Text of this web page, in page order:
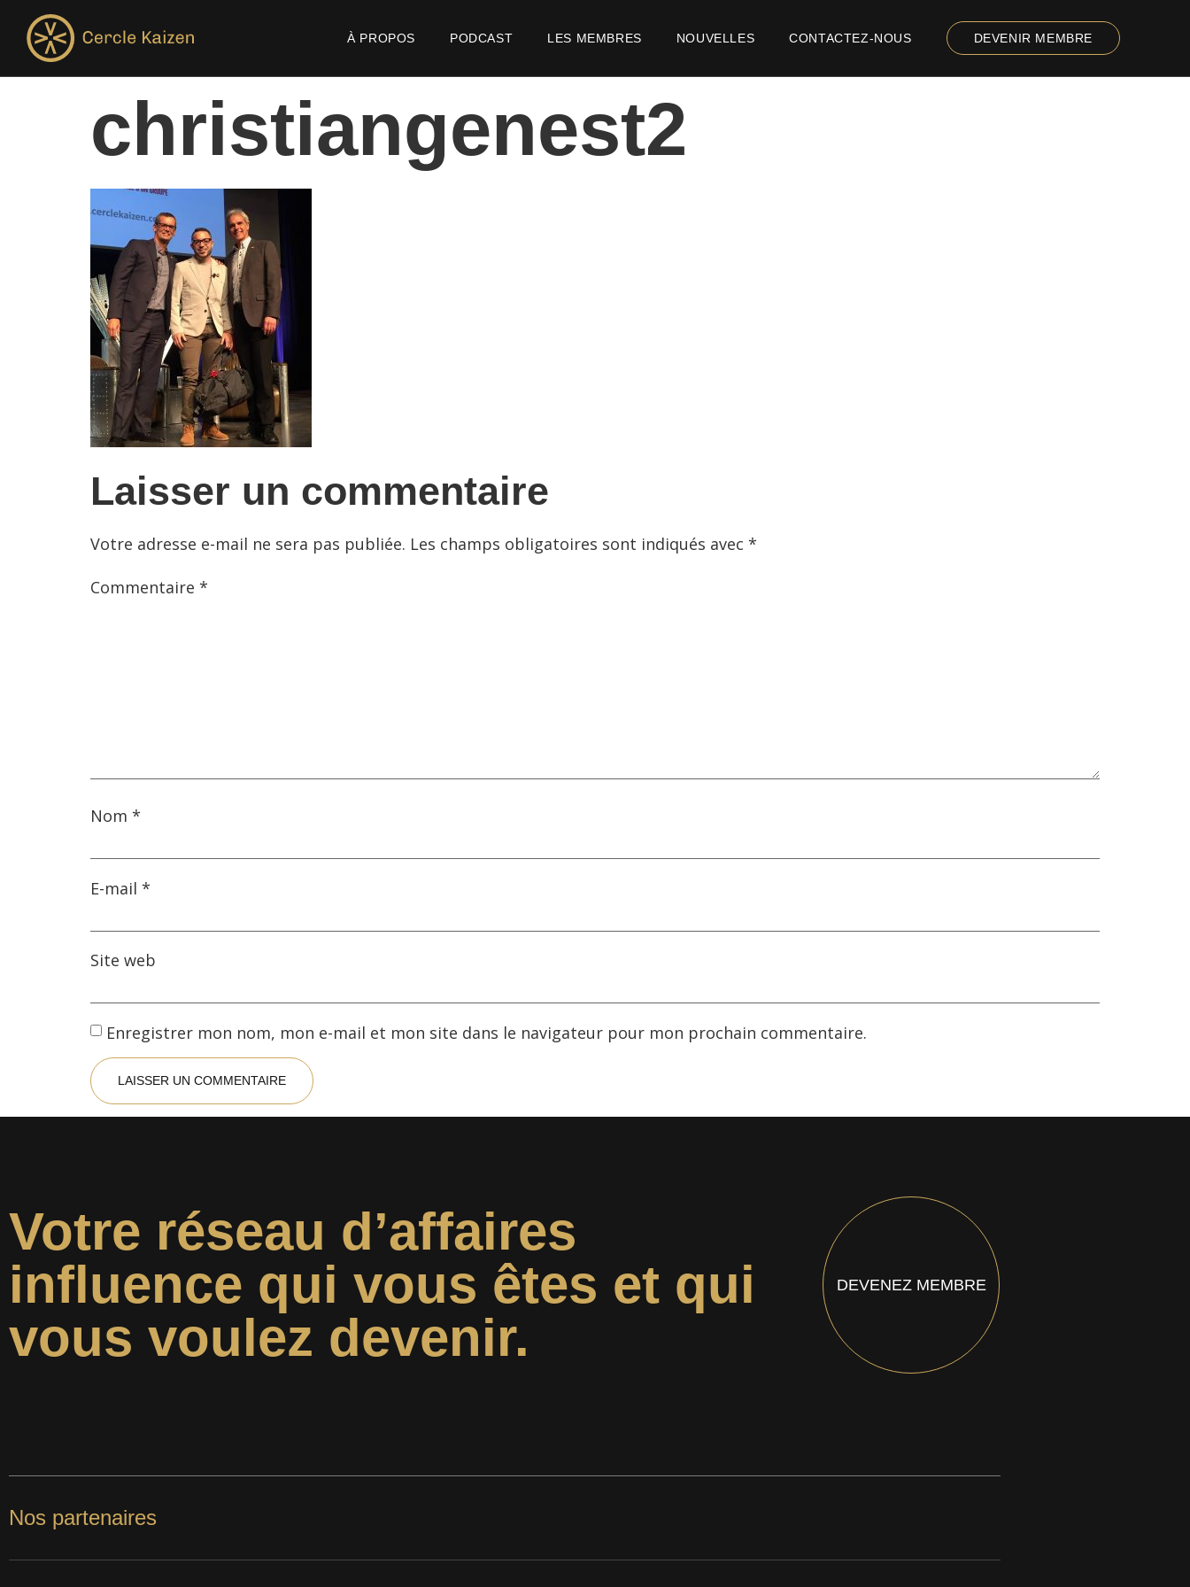
À PROPOS PODCAST LES MEMBRES NOUVELLES CONTACTEZ-NOUS DEVENIR MEMBRE
christiangenest2
Laisser un commentaire
Votre adresse e-mail ne sera pas publiée. Les champs obligatoires sont indiqués avec *
Commentaire *
Nom *
E-mail *
Site web
Enregistrer mon nom, mon e-mail et mon site dans le navigateur pour mon prochain commentaire.
Votre réseau d’affaires
influence qui vous êtes et qui
vous voulez devenir.
DEVENEZ MEMBRE
Nos partenaires